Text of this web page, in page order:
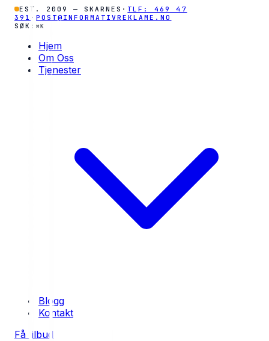
EST. 2009 — SKARNES · TLF: 469 47
391 ·POST@INFORMATIVREKLAME.NO
SØK:⌘K
Hjem
Om Oss
Tjenester
Blogg
Kontakt
Få tilbud